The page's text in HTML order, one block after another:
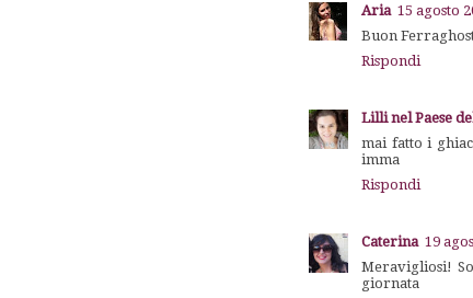
Aria 15 agosto
Buon
Rispondi
Lilli nel Paese
mai fatto i
imma
Rispondi
Caterina 19
Meravigliosi!
giornata